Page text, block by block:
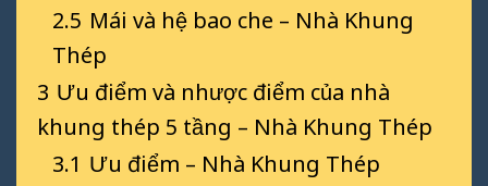
2.5 Mái và hệ bao che – Nhà Khung
Thép
3 Ưu điểm và nhược điểm của nhà
khung thép 5 tầng – Nhà Khung Thép
3.1 Ưu điểm – Nhà Khung Thép